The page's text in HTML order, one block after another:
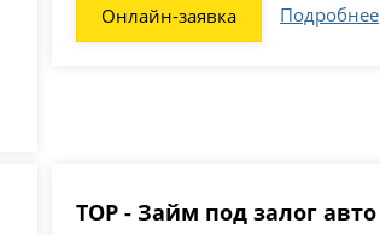
Онлайн-заявка Подробнее
ТОР - Займ под залог авто